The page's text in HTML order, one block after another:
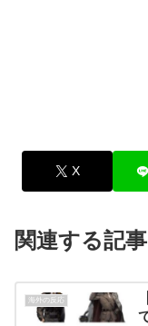
X
関連する記事
海外の反応